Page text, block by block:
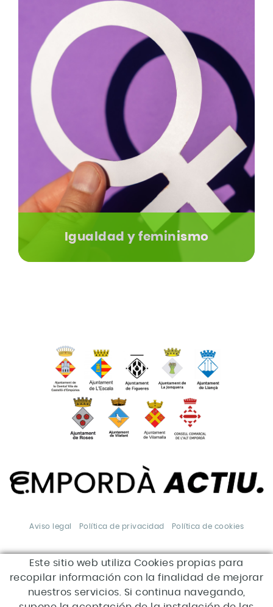
Igualdad y feminismo
Aviso legal Política de privacidad Política de cookies
*Esta acción está
subvencionada por el Servei
Públic d'Ocupació de Catalunya
en el marco de los Programas
de apoyo al desarrollo local.
Este sitio web utiliza Cookies propias para
recopilar información con la finalidad de mejorar
nuestros servicios. Si continua navegando,